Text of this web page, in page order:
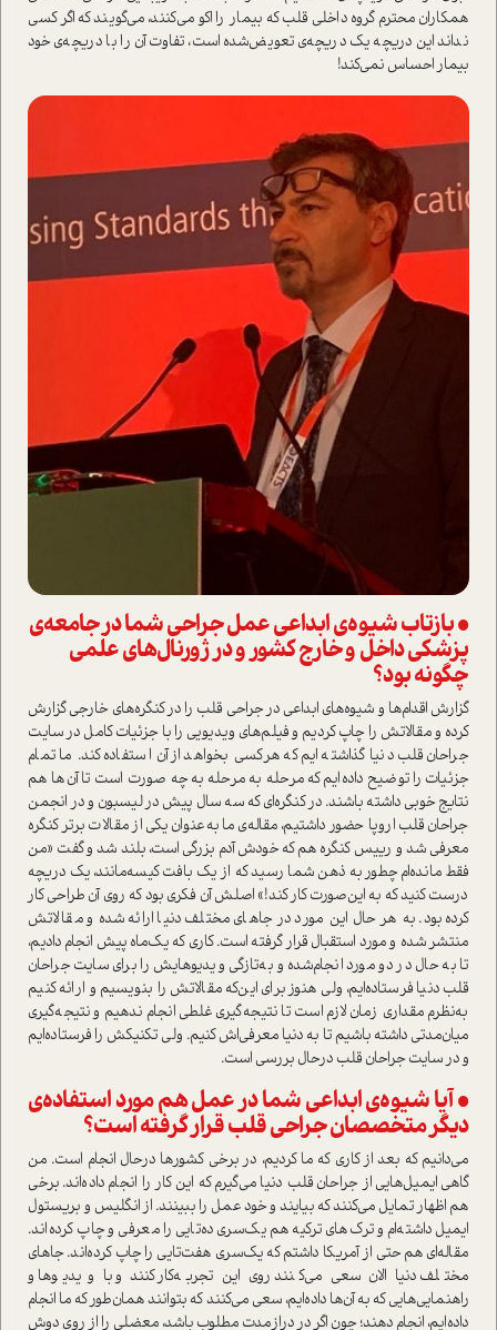
همکاران محترم گروه داخلی قلب که بیمار را اکو می‌کنند، می‌گویند که اگر کسی
نداند این دریچه یک دریچه‌ی تعویض‌شده ا‌ست، تفاوت آن را با دریچه‌ی خود
بیمار احساس نمی‌کند!
• بازتاب شیوه‌ی ابداعی عمل جراحی شما در جامعه‌ی
پزشکی داخل و خارج کشور و در ژورنال‌های علمی
چگونه بود؟
گزارش اقدام‌ها و شیوه‌های ابداعی در جراحی قلب را در کنگره‌های خارجی گزارش
کرده و مقالاتش را چاپ کردیم و فیلم‌های ویدیویی را با جزئیات کامل در سایت
جراحان قلب دنیا گذاشته ایم که هرکسی بخواهد از آن ا‌ستفاده کند. ما تمام
جزئیات را توضیح داده‌ایم که مرحله به مرحله به چه صورت ا‌ست تا آن‌ها هم
نتایج خوبی داشته باشند. در کنگره‌‌ای که سه سال پیش در لیسبون و در انجمن
جراحان قلب اروپا حضور داشتیم، مقاله‌ی ما به‌عنوان یکی از مقالات برتر کنگره
معرفی شد و رییس کنگره هم که خودش آدم بزرگی ا‌ست، بلند شد و گفت «من
فقط مانده‌ام چطور به ذهن شما رسید که از یک بافت کیسه‌مانند، یک دریچه
درست کنید که به این‌صورت کار کند!» اصلش آن فکری بود که روی آن طراحی کار
کرده بود. به هر حال این مورد در جاهای مختلف دنیا ارائه شده و مقالاتش
منتشر شده و مورد ا‌ستقبال قرار گرفته ا‌ست. کاری که یک‌ماه پیش انجام دادیم،
تا به حال در دو مورد انجام‌شده و به‌تازگی ویدیوهایش را برای سایت جراحان
قلب دنیا فرستاده‌ایم، ولی هنوز برای این‌که مقالاتش را بنویسیم و ارائه کنیم
به‌نظرم مقداری زمان لازم ا‌ست تا نتیجه‌گیری غلطی انجام ندهیم و نتیجه‌گیری
میان‌مدتی داشته باشیم تا به دنیا معرفی‌اش کنیم. ولی تکنیکش را فرستاده‌ایم
و در سایت جراحان قلب در‌حال بررسی ا‌ست.
• آیا شیوه‌ی ابداعی شما در عمل هم مورد ا‌ستفاده‌ی
دیگر متخصصان جراحی قلب قرار گرفته ا‌ست؟
می‌دانیم که بعد از کاری که ما کردیم، در برخی کشورها در‌حال انجام ا‌ست. من
گاهی ایمیل‌هایی از جراحان قلب دنیا می‌گیرم که این کار را انجام داده‌اند. برخی
هم اظهار تمایل می‌کنند که بیایند و خود عمل را ببینند. از انگلیس و بریستول
ایمیل داشته‌ام و ترک‌های ترکیه هم یک‌سری ده‌تایی را معرفی و چاپ کرده‌اند.
مقاله‌ای هم حتی از آمریکا داشتم که یک‌سری هفت‌تایی را چاپ کرده‌اند. جاهای
مختلف دنیا الان سعی می‌کنند روی این تجربه‌کار کنند و با ویدیوها و
راهنمایی‌هایی که به آن‌ها داده‌ایم، سعی می‌کنند که بتوانند همان‌طور که ما انجام
داده‌ایم، انجام دهند؛ چون اگر در دراز‌مدت مطلوب باشد، معضلی را از روی دوش